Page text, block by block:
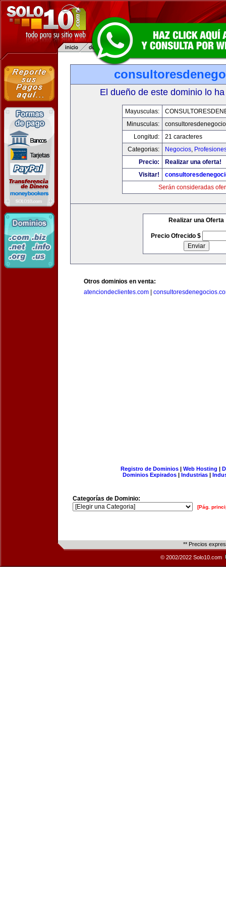
El dueño de este dominio lo
Mayusculas:
Minusculas:
Longitud:
21 caracteres
Categorias:
Negocios,
Precio:
Realizar una oferta!
Visitar!
Serán consideradas
Realizar una Oferta
Precio Ofrecido $
Otros dominios en venta:
atenciondeclientes.com
Registro de Dominios| Web Hosting |
Dominios Expirados | Industrias |
Categorías de Dominio:
[Pág.
** Precios
© 2002/2022 Solo10.com